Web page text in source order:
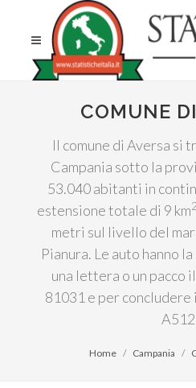
COMUNE
Il comune di Aversa si
Campania sotto la
53.040 abitanti in
estensione totale di 9 km2
metri sul livello del
Pianura. Le auto hanno
una lettera o un pacco
81031 e per
Home Campania